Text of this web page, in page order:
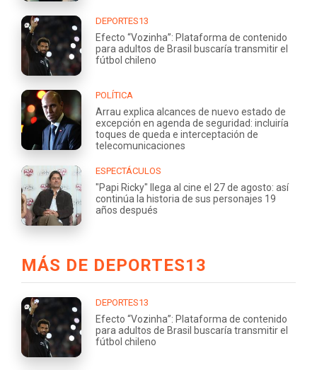
DEPORTES13
Efecto “Vozinha”: Plataforma de contenido
para adultos de Brasil buscaría transmitir el
fútbol chileno
POLÍTICA
Arrau explica alcances de nuevo estado de
excepción en agenda de seguridad: incluiría
toques de queda e interceptación de
telecomunicaciones
ESPECTÁCULOS
"Papi Ricky" llega al cine el 27 de agosto: así
continúa la historia de sus personajes 19
años después
MÁS DE DEPORTES13
DEPORTES13
Efecto “Vozinha”: Plataforma de contenido
para adultos de Brasil buscaría transmitir el
fútbol chileno